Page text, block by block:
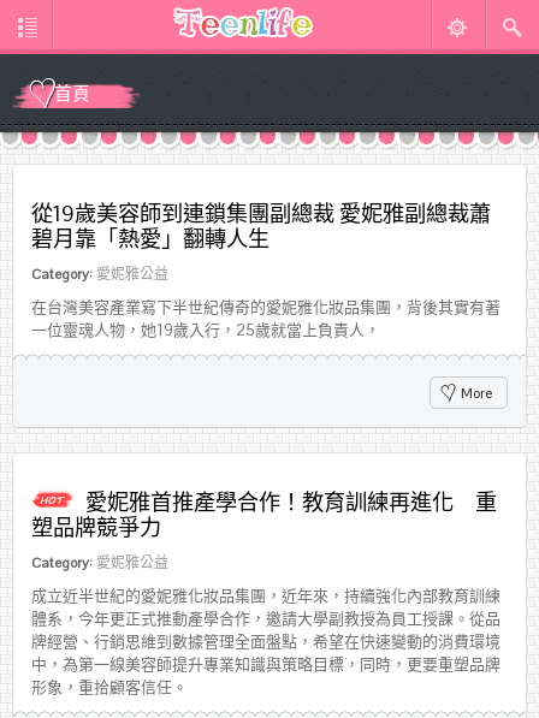
首頁
從19歲美容師到連鎖集團副總裁 愛妮雅副總裁蕭
碧月靠「熱愛」翻轉人生
Category: 愛妮雅公益
在台灣美容產業寫下半世紀傳奇的愛妮雅化妝品集團，背後其實有著
一位靈魂人物，她19歲入行，25歲就當上負責人，
More
愛妮雅首推產學合作！教育訓練再進化 重
塑品牌競爭力
Category: 愛妮雅公益
成立近半世紀的愛妮雅化妝品集團，近年來，持續強化內部教育訓練
體系，今年更正式推動產學合作，邀請大學副教授為員工授課。從品
牌經營、行銷思維到數據管理全面盤點，希望在快速變動的消費環境
中，為第一線美容師提升專業知識與策略目標，同時，更要重塑品牌
形象，重拾顧客信任。